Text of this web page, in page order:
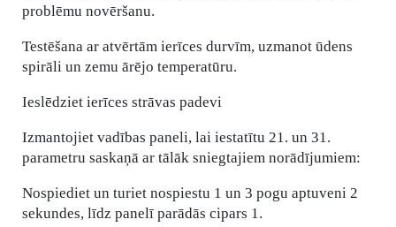
problēmu novēršanu.
Testēšana ar atvērtām ierīces durvīm, uzmanot ūdens
spirāli un zemu ārējo temperatūru.
Ieslēdziet ierīces strāvas padevi
Izmantojiet vadības paneli, lai iestatītu 21. un 31.
parametru saskaņā ar tālāk sniegtajiem norādījumiem:
Nospiediet un turiet nospiestu 1 un 3 pogu aptuveni 2
sekundes, līdz panelī parādās cipars 1.